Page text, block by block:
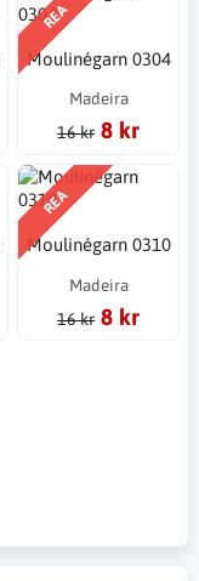
REA
Moulinégarn 0304
Madeira
16 kr 8 kr
REA
Moulinégarn 0310
Madeira
16 kr 8 kr